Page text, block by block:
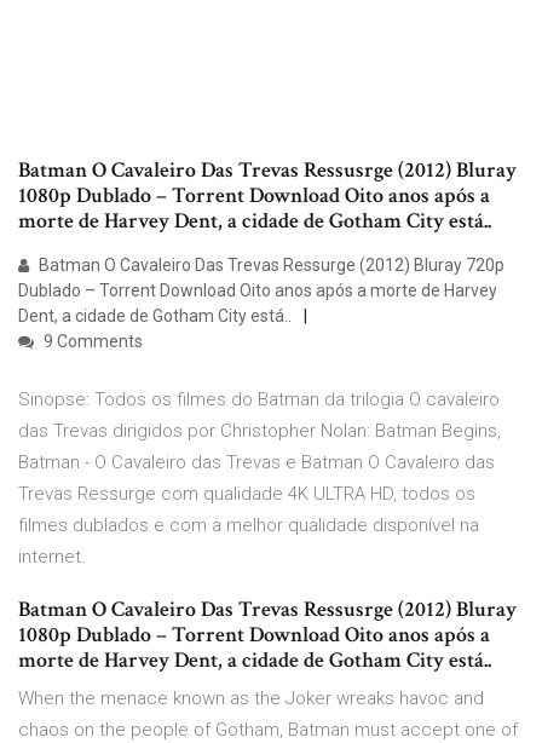
Batman O Cavaleiro Das Trevas Ressusrge (2012) Bluray
1080p Dublado – Torrent Download Oito anos após a
morte de Harvey Dent, a cidade de Gotham City está..
Batman O Cavaleiro Das Trevas Ressurge (2012) Bluray 720p
Dublado – Torrent Download Oito anos após a morte de Harvey
Dent, a cidade de Gotham City está..
9 Comments
Sinopse: Todos os filmes do Batman da trilogia O cavaleiro
das Trevas dirigidos por Christopher Nolan: Batman Begins,
Batman - O Cavaleiro das Trevas e Batman O Cavaleiro das
Trevas Ressurge com qualidade 4K ULTRA HD, todos os
filmes dublados e com a melhor qualidade disponível na
internet.
Batman O Cavaleiro Das Trevas Ressusrge (2012) Bluray
1080p Dublado – Torrent Download Oito anos após a
morte de Harvey Dent, a cidade de Gotham City está..
When the menace known as the Joker wreaks havoc and
chaos on the people of Gotham, Batman must accept one of